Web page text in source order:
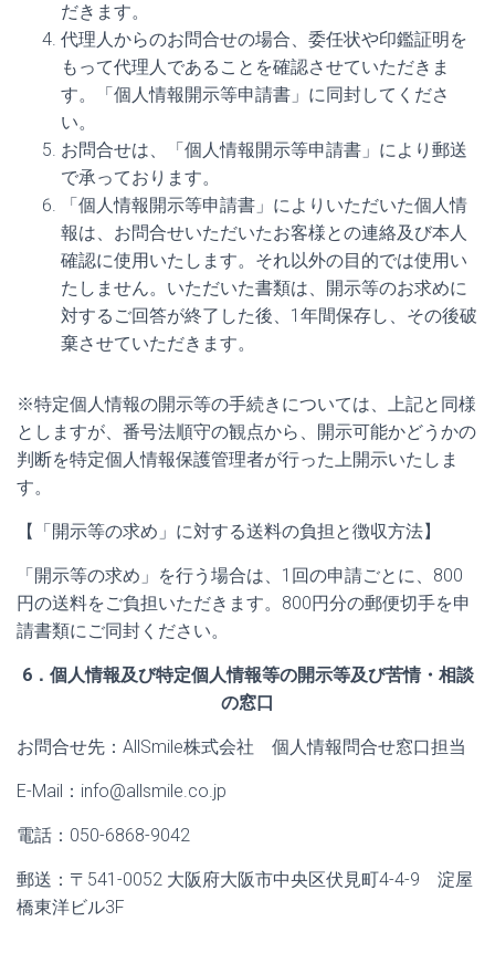
だきます。
代理人からのお問合せの場合、委任状や印鑑証明を
もって代理人であることを確認させていただきま
す。「個人情報開示等申請書」に同封してくださ
い。
お問合せは、「個人情報開示等申請書」により郵送
で承っております。
「個人情報開示等申請書」によりいただいた個人情
報は、お問合せいただいたお客様との連絡及び本人
確認に使用いたします。それ以外の目的では使用い
たしません。いただいた書類は、開示等のお求めに
対するご回答が終了した後、1年間保存し、その後破
棄させていただきます。
※特定個人情報の開示等の手続きについては、上記と同様
としますが、番号法順守の観点から、開示可能かどうかの
判断を特定個人情報保護管理者が行った上開示いたしま
す。
【「開示等の求め」に対する送料の負担と徴収方法】
「開示等の求め」を行う場合は、1回の申請ごとに、800
円の送料をご負担いただきます。800円分の郵便切手を申
請書類にご同封ください。
6．個人情報及び特定個人情報等の開示等及び苦情・相談
の窓口
お問合せ先：AllSmile株式会社 個人情報問合せ窓口担当
E-Mail：info@allsmile.co.jp
電話：050-6868-9042
郵送：〒541-0052 大阪府大阪市中央区伏見町4-4-9 淀屋
橋東洋ビル3F